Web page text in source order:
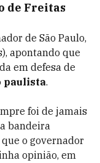
de Freitas
de São Paulo,
apontando que
em defesa de
paulista.
foi de jamais
bandeira
o governador
opinião, em